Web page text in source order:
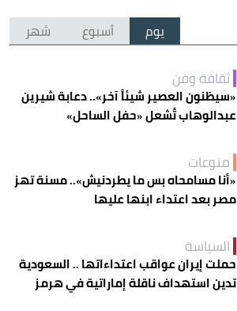
يوم أسبوع شهر
ثقافة وفن
«سيظنون العصير شيئاً آخر».. دعابة شيرين
عبدالوهاب تُشعل «حفل الساحل»
منوعات
«أنا مسامحاه بس ما يطردنيش».. مسنة تهز
مصر بعد اعتداء ابنها عليها
السياسة
حملت إيران عواقب اعتداءاتها .. السعودية
تدين استهداف ناقلة إماراتية في هرمز